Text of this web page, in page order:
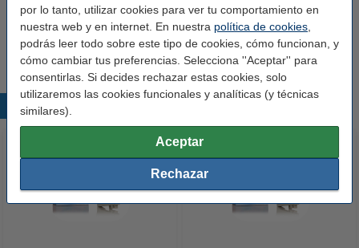
por lo tanto, utilizar cookies para ver tu comportamiento en
nuestra web y en internet. En nuestra política de cookies
podrás leer todo sobre este tipo de cookies, cómo funcionan, y
cómo cambiar tus preferencias. Selecciona ''Aceptar'' para
consentirlas. Si decides rechazar estas cookies, solo
utilizaremos las cookies funcionales y analíticas (y técnicas
similares).
Aceptar
Rechazar
Consejo
Te recomendamos comprar este cartucho de tinta en lugar del
original.